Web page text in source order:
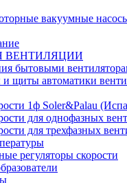
вакуумные
ВЕНТИЛЯЦИИ
бытовыми
щиты автоматики
1ф Soler&Palau
для однофазных
для трехфазных
регуляторы скорости